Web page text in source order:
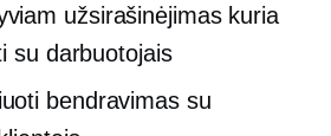
užsirašinėjimaskuria
su darbuotojais
bendravimas su